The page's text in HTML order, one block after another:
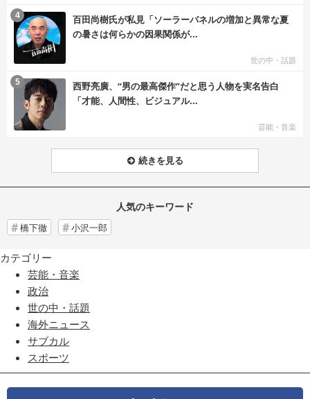
百田尚樹氏が私見「ソーラーパネルの増加と異常な夏
の暑さは何らかの因果関係が...
世の中・話題
4
西野亮廣、“男の最高傑作”だと思う人物を実名告白
「才能、人間性、ビジュアル...
芸能・音楽
5
続きを見る
人気のキーワード
橋下徹 小沢一郎
カテゴリー
芸能・音楽
政治
世の中・話題
海外ニュース
サブカル
スポーツ